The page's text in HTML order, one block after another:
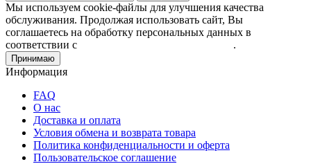
Мы используем cookie-файлы для улучшения качества
обслуживания. Продолжая использовать сайт, Вы
соглашаетесь на обработку персональных данных в
соответствии с
.
Принимаю
Информация
FAQ
О нас
Доставка и оплата
Условия обмена и возврата товара
Политика конфиденциальности и оферта
Пользовательское соглашение